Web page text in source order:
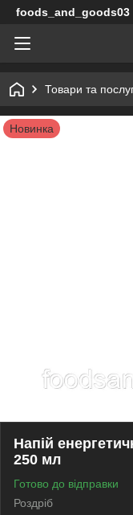
foods_and_goods03
Товари та
Новинка
Напій
250 мл
Готово до відправки
Роздріб